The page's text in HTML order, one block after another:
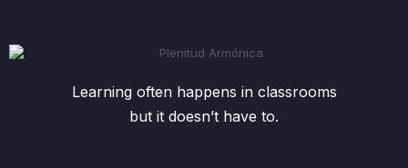
Learning often happens in classrooms
but it doesn’t have to.